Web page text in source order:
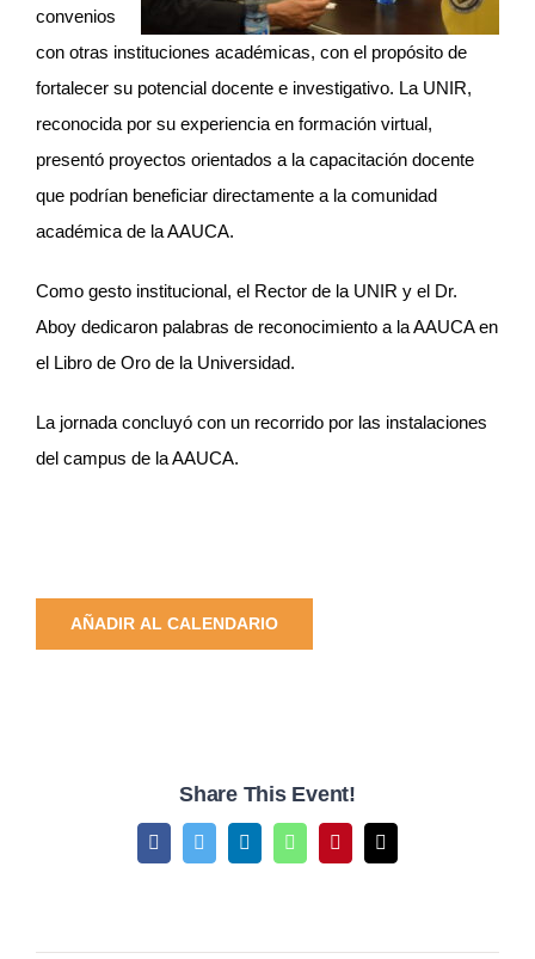
convenios
con otras instituciones académicas, con el propósito de
fortalecer su potencial docente e investigativo. La UNIR,
reconocida por su experiencia en formación virtual,
presentó proyectos orientados a la capacitación docente
que podrían beneficiar directamente a la comunidad
académica de la AAUCA.
Como gesto institucional, el Rector de la UNIR y el Dr.
Aboy dedicaron palabras de reconocimiento a la AAUCA en
el Libro de Oro de la Universidad.
La jornada concluyó con un recorrido por las instalaciones
del campus de la AAUCA.
AÑADIR AL CALENDARIO
Share This Event!
FacebookTwitterLinkedInWhatsAppPinterestEmail